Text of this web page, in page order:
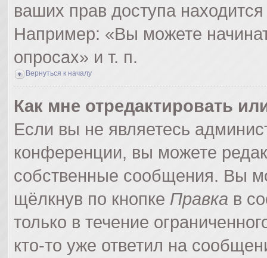
ваших прав доступа
Например: «Вы можете
опросах» и т. п.
Вернуться к началу
Как мне отредактировать
Если вы не являетесь
конференции, вы можете
собственные сообщения. Вы
щёлкнув по кнопке Правка в
только в течение
кто-то уже ответил на